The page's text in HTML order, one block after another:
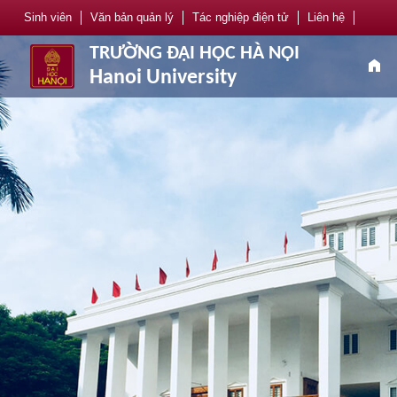
Sinh viên Văn bản quản lý Tác nghiệp điện tử Liên hệ
TRƯỜNG ĐẠI HỌC HÀ NỘI
Hanoi University
home